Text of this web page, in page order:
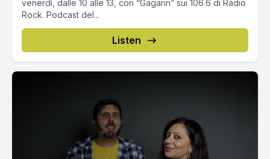
venerdì, dalle 10 alle 13, con “Gagarin” sui 106.6 di Radio
Rock. Podcast del...
Listen